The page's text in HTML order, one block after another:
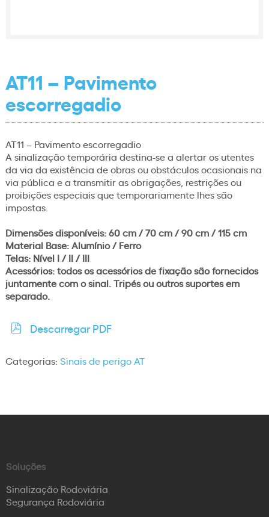
AT11 – Pavimento
escorregadio
AT11 – Pavimento escorregadio
A sinalização temporária destina-se a alertar os utentes
da via da existência de obras ou obstáculos ocasionais na
via pública e a transmitir as obrigações, restrições ou
proibições especiais que temporariamente lhes são
impostas.
Dimensões disponíveis: 60 cm / 70 cm / 90 cm / 115 cm
Material Base: Alumínio / Ferro
Telas: Nível I / II / III
Acessórios: todos os acessórios de fixação são fornecidos
juntamente com o sinal. Tripés ou outros suportes em
separado.
Descarregar PDF
Categorias: Sinais de perigo AT
Soluções
Sinalização Rodoviária
Segurança Rodoviária